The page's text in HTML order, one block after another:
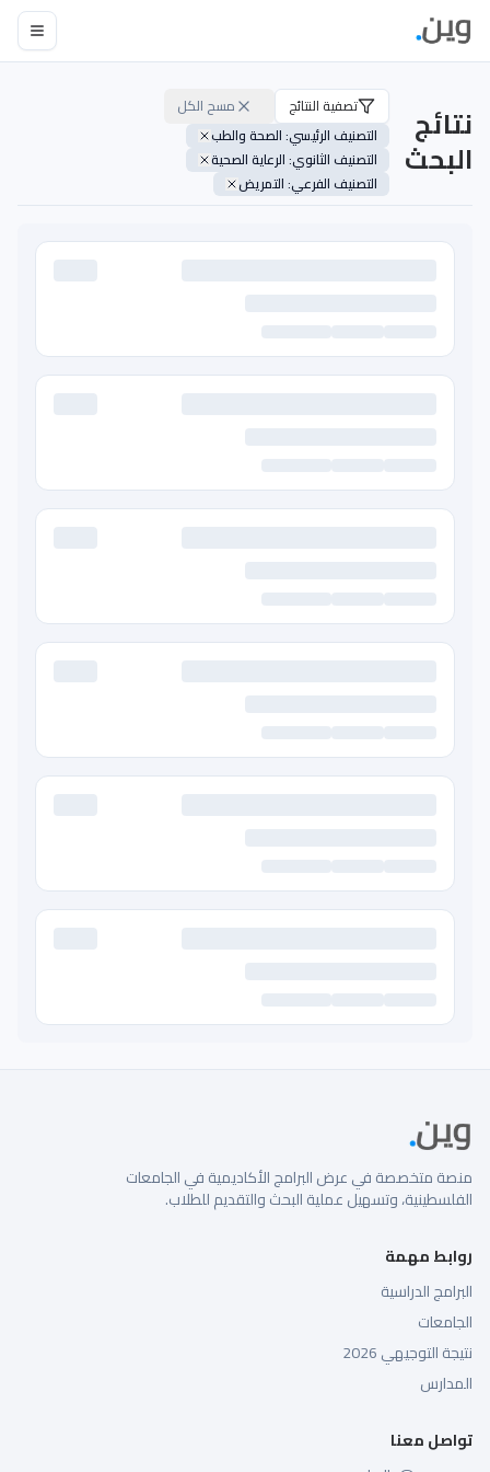
نتائج
البحث
تصفية النتائج
مسح الكل
التصنيف الرئيسي: الصحة والطب
التصنيف الثانوي: الرعاية الصحية
التصنيف الفرعي: التمريض
منصة متخصصة في عرض البرامج الأكاديمية في الجامعات
الفلسطينية، وتسهيل عملية البحث والتقديم للطلاب.
روابط مهمة
البرامج الدراسية
الجامعات
نتيجة التوجيهي 2026
المدارس
تواصل معنا